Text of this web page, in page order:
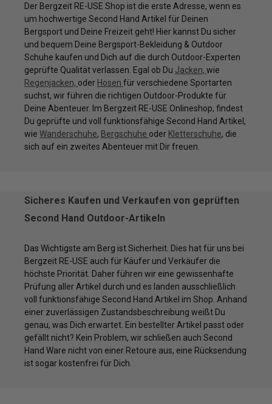
Der Bergzeit RE-USE Shop ist die erste Adresse, wenn es
um hochwertige Second Hand Artikel für Deinen
Bergsport und Deine Freizeit geht! Hier kannst Du sicher
und bequem Deine Bergsport-Bekleidung & Outdoor
Schuhe kaufen und Dich auf die durch Outdoor-Experten
geprüfte Qualität verlassen. Egal ob Du Jacken, wie
Regenjacken, oder Hosen für verschiedene Sportarten
suchst, wir führen die richtigen Outdoor-Produkte für
Deine Abenteuer. Im Bergzeit RE-USE Onlineshop, findest
Du geprüfte und voll funktionsfähige Second Hand Artikel,
wie Wanderschuhe, Bergschuhe oder Kletterschuhe, die
sich auf ein zweites Abenteuer mit Dir freuen.
Sicheres Kaufen und Verkaufen von geprüften
Second Hand Outdoor-Artikeln
Das Wichtigste am Berg ist Sicherheit. Dies hat für uns bei
Bergzeit RE-USE auch für Käufer und Verkäufer die
höchste Priorität. Daher führen wir eine gewissenhafte
Prüfung aller Artikel durch und es landen ausschließlich
voll funktionsfähige Second Hand Artikel im Shop. Anhand
einer zuverlässigen Zustandsbeschreibung weißt Du
genau, was Dich erwartet. Ein bestellter Artikel passt oder
gefällt nicht? Kein Problem, wir schließen auch Second
Hand Ware nicht von einer Retoure aus, eine Rücksendung
ist sogar kostenfrei für Dich.